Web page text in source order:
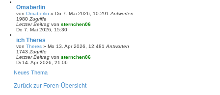
Omaberlin
von Omaberlin » Do 7. Mai 2026, 10:291 Antworten
1980 Zugriffe
Letzter Beitrag von sternchen06
Do 7. Mai 2026, 15:30
ich Theres
von Theres » Mo 13. Apr 2026, 12:481 Antworten
1743 Zugriffe
Letzter Beitrag von sternchen06
Di 14. Apr 2026, 21:06
Neues Thema
Zurück zur Foren-Übersicht